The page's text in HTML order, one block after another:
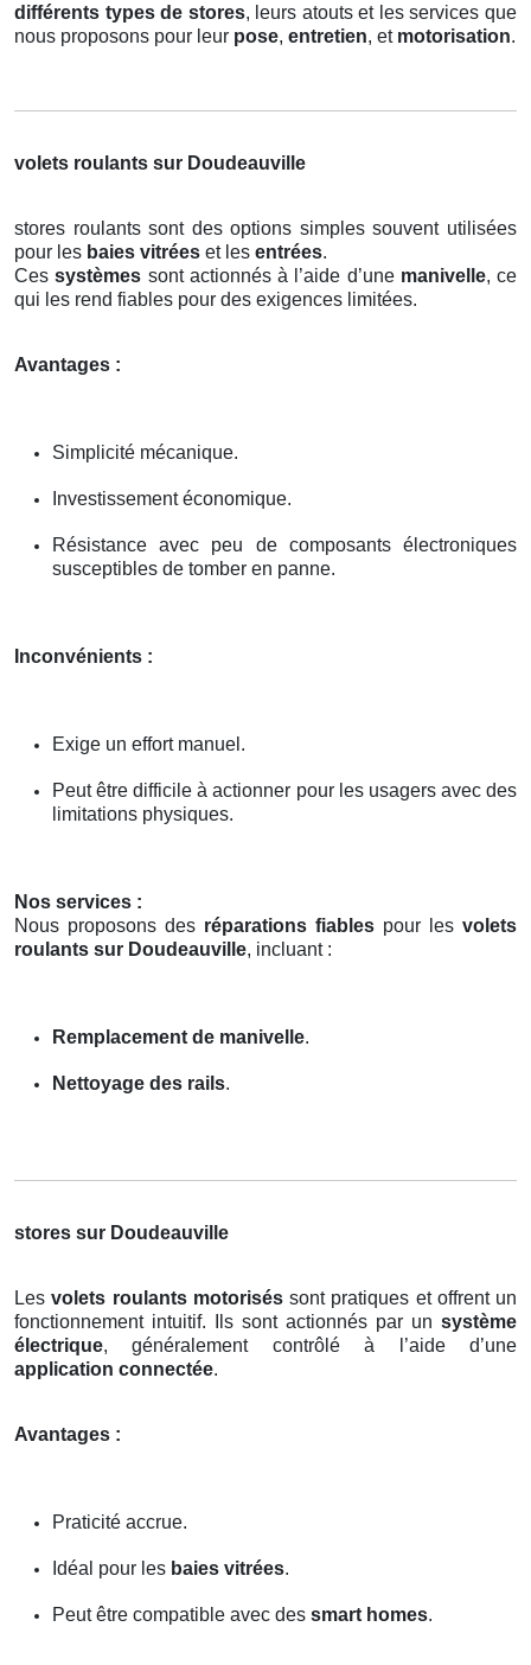
différents types de stores, leurs atouts et les services que
nous proposons pour leur pose, entretien, et motorisation.
volets roulants sur Doudeauville
stores roulants sont des options simples souvent utilisées
pour les baies vitrées et les entrées.
Cessystèmes sont actionnés à l’aide d’une manivelle, ce
qui les rend fiables pour des exigences limitées.
Avantages :
Simplicité mécanique.
Investissement économique.
Résistance avec peu de composants électroniques
susceptibles de tomber en panne.
Inconvénients :
Exige un effort manuel.
Peut être difficile à actionner pour les usagers avec des
limitations physiques.
Nos services :
Nous proposons des réparations fiables pour les volets
roulants sur Doudeauville, incluant :
Remplacement de manivelle.
Nettoyage des rails.
stores sur Doudeauville
Lesvolets roulants motoriséssont pratiques et offrent un
fonctionnement intuitif. Ils sont actionnés par un système
électrique, généralement contrôlé à l’aide d’une
application connectée.
Avantages :
Praticité accrue.
Idéal pour les baies vitrées.
Peut être compatible avec des smart homes.